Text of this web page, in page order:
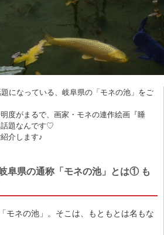
になっている、岐阜県の「モネの池」をご
度がまるで、画家・モネの連作絵画『睡
題なんです♡
介します♪
阜県の通称「モネの池」とは① も
モネの池」。そこは、もともとは名もな